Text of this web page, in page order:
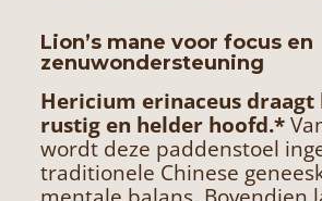
Lion’s mane voor focus en
zenuwondersteuning
Hericium erinaceus draagt
rustig en helder hoofd.*
wordt deze paddenstoel
traditionele Chinese